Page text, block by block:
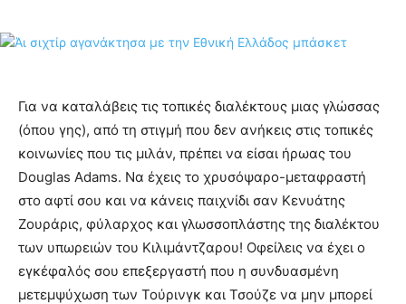
Για να καταλάβεις τις τοπικές διαλέκτους μιας γλώσσας
(όπου γης), από τη στιγμή που δεν ανήκεις στις τοπικές
κοινωνίες που τις μιλάν, πρέπει να είσαι ήρωας του
Douglas Adams. Να έχεις το χρυσόψαρο-μεταφραστή
στο αφτί σου και να κάνεις παιχνίδι σαν Κενυάτης
Ζουράρις, φύλαρχος και γλωσσοπλάστης της διαλέκτου
των υπωρειών του Κιλιμάντζαρου! Οφείλεις να έχει ο
εγκέφαλός σου επεξεργαστή που η συνδυασμένη
μετεμψύχωση των Τούρινγκ και Τσούζε να μην μπορεί